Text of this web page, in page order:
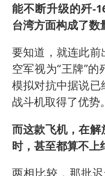
能不断升级的歼-
台湾方面构成了数
要知道，就连此
空军视为“王牌”的
模拟对抗中据说
战斗机取得了优势。
而这款飞机，在
时，甚至都算不上
两相比较，那批